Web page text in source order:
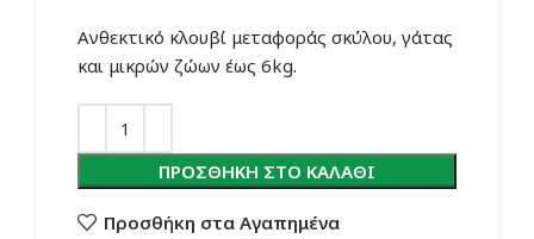
Ανθεκτικό κλουβί μεταφοράς σκύλου, γάτας
και μικρών ζώων έως 6kg.
ΠΡΟΣΘΉΚΗ ΣΤΟ ΚΑΛΆΘΙ
Προσθήκη στα Αγαπημένα